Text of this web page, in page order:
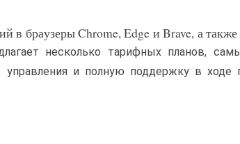
в браузеры Chrome, Edge и Brave, а
несколько тарифных планов,
и полную поддержку в ходе